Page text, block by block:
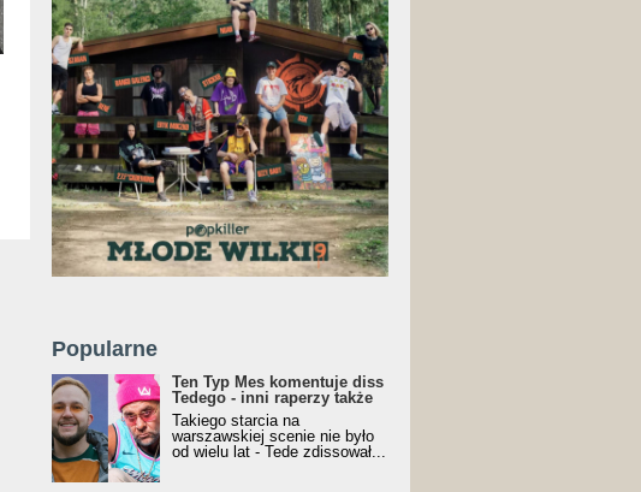
Popularne
Ten Typ Mes komentuje diss
Tedego - inni raperzy także
Takiego starcia na
warszawskiej scenie nie było
od wielu lat - Tede zdissował...